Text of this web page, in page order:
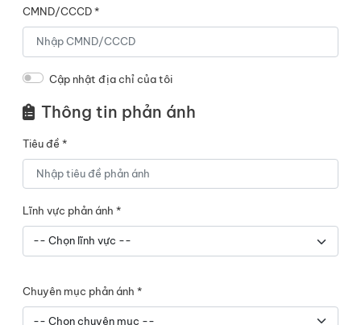
CMND/CCCD *
Cập nhật địa chỉ của tôi
Thông tin phản ánh
Tiêu đề *
Lĩnh vực phản ánh *
Chuyên mục phản ánh *